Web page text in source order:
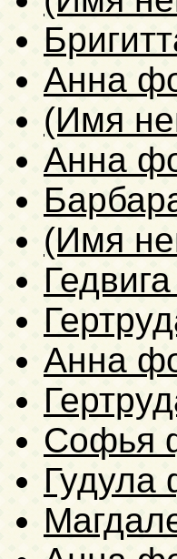
Анна
(Имя
Анна
(Имя
Анна
Софья
Гудула